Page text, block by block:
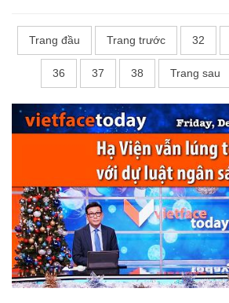
Trang đầu Trang trước 32
36 37 38 Trang sau